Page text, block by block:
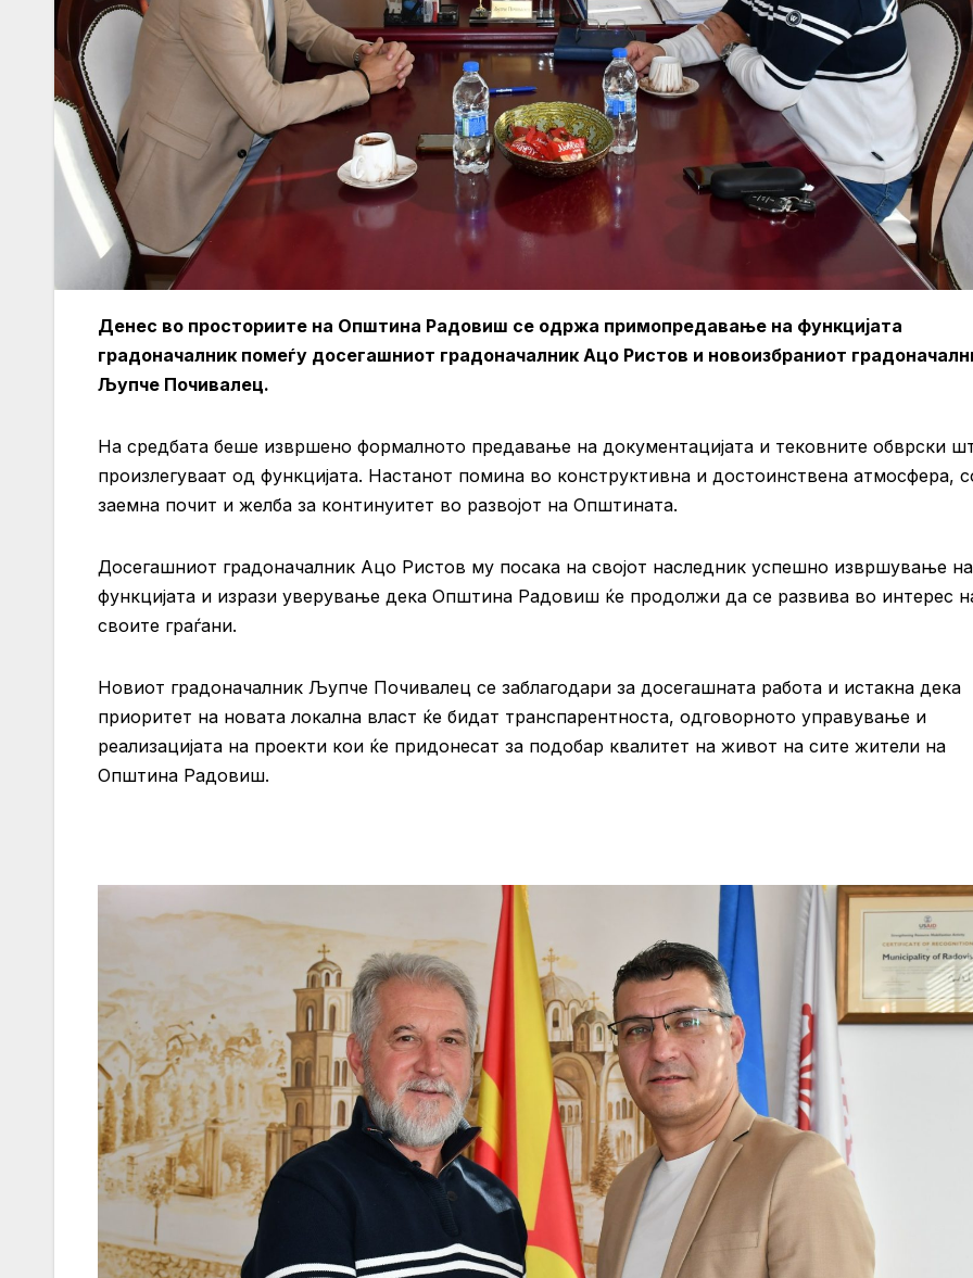
Денес во просториите на Општина Радовиш се одржа примопредавање на функцијата
градоначалник помеѓу досегашниот градоначалник Ацо Ристов и новоизбраниот
Љупче Почивалец.
На средбата беше извршено формалното предавање на документацијата и тековните обврски
произлегуваат од функцијата. Настанот помина во конструктивна и достоинствена атмосфера,
заемна почит и желба за континуитет во развојот на Општината.
Досегашниот градоначалник Ацо Ристов му посака на својот наследник успешно извршување на
функцијата и изрази уверување дека Општина Радовиш ќе продолжи да се развива во интерес
своите граѓани.
Новиот градоначалник Љупче Почивалец се заблагодари за досегашната работа и истакна дека
приоритет на новата локална власт ќе бидат транспарентноста, одговорното управување и
реализацијата на проекти кои ќе придонесат за подобар квалитет на живот на сите жители на
Општина Радовиш.